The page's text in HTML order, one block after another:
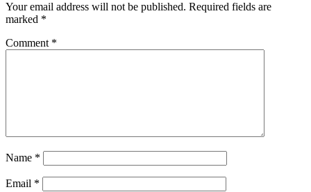
Your email address will not be published. Required fields are
marked *
Comment *
Name *
Email *